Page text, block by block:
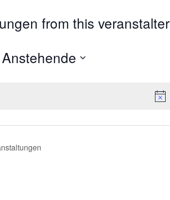
from this veranstalter
Anstehende